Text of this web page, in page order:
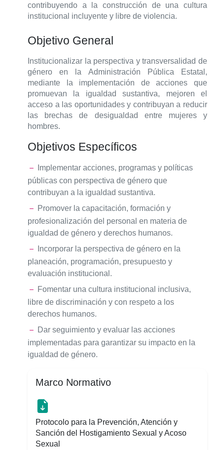
contribuyendo a la construcción de una cultura
institucional incluyente y libre de violencia.
Objetivo General
Institucionalizar la perspectiva y transversalidad de
género en la Administración Pública Estatal,
mediante la implementación de acciones que
promuevan la igualdad sustantiva, mejoren el
acceso a las oportunidades y contribuyan a reducir
las brechas de desigualdad entre mujeres y
hombres.
Objetivos Específicos
Implementar acciones, programas y políticas
públicas con perspectiva de género que
contribuyan a la igualdad sustantiva.
Promover la capacitación, formación y
profesionalización del personal en materia de
igualdad de género y derechos humanos.
Incorporar la perspectiva de género en la
planeación, programación, presupuesto y
evaluación institucional.
Fomentar una cultura institucional inclusiva,
libre de discriminación y con respeto a los
derechos humanos.
Dar seguimiento y evaluar las acciones
implementadas para garantizar su impacto en la
igualdad de género.
Marco Normativo
Protocolo para la Prevención, Atención y
Sanción del Hostigamiento Sexual y Acoso
Sexual